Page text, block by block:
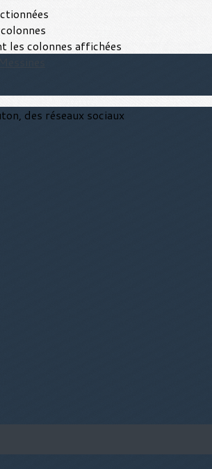
les colonnes affichées
des réseaux sociaux